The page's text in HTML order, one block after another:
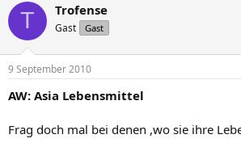
T Trofense
Gast Gast
9 September 2010
AW: Asia Lebensmittel
Frag doch mal bei denen ,wo sie ihre